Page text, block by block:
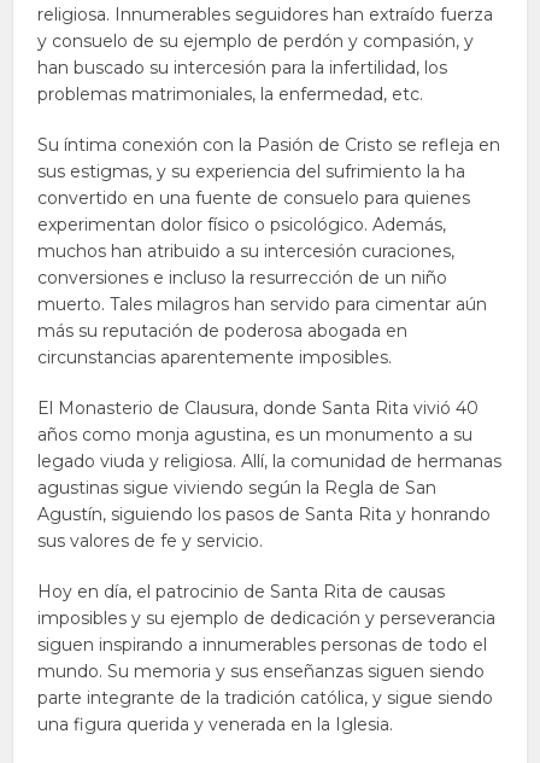
religiosa. Innumerables seguidores han extraído fuerza
y consuelo de su ejemplo de perdón y compasión, y
han buscado su intercesión para la infertilidad, los
problemas matrimoniales, la enfermedad, etc.
Su íntima conexión con la Pasión de Cristo se refleja en
sus estigmas, y su experiencia del sufrimiento la ha
convertido en una fuente de consuelo para quienes
experimentan dolor físico o psicológico. Además,
muchos han atribuido a su intercesión curaciones,
conversiones e incluso la resurrección de un niño
muerto. Tales milagros han servido para cimentar aún
más su reputación de poderosa abogada en
circunstancias aparentemente imposibles.
El Monasterio de Clausura, donde Santa Rita vivió 40
años como monja agustina, es un monumento a su
legado viuda y religiosa. Allí, la comunidad de hermanas
agustinas sigue viviendo según la Regla de San
Agustín, siguiendo los pasos de Santa Rita y honrando
sus valores de fe y servicio.
Hoy en día, el patrocinio de Santa Rita de causas
imposibles y su ejemplo de dedicación y perseverancia
siguen inspirando a innumerables personas de todo el
mundo. Su memoria y sus enseñanzas siguen siendo
parte integrante de la tradición católica, y sigue siendo
una figura querida y venerada en la Iglesia.